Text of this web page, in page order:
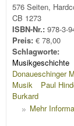
576 Seiten,
CB 1273
ISBN-Nr.: 978-3-
Preis: € 78,00
Schlagworte:
Musikgeschichte
Donaueschinger
Musik
Paul
Burkard
Mehr